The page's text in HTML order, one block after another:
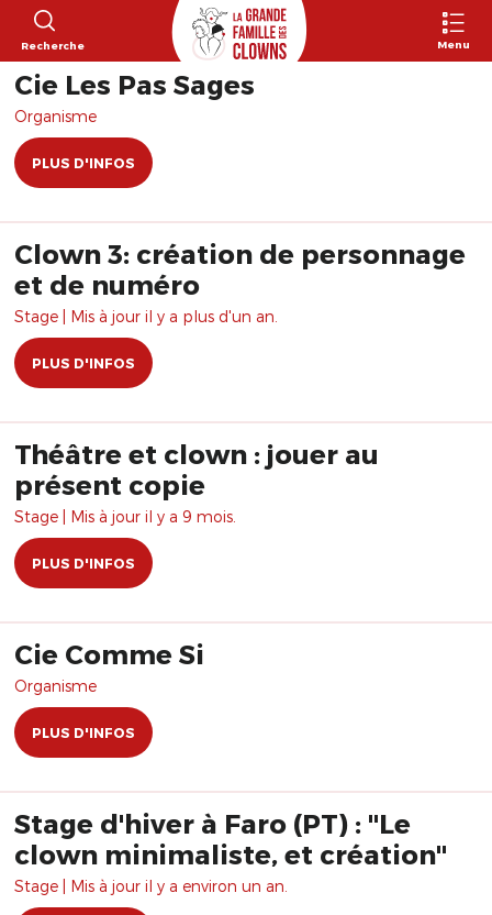
Recherche Menu
Cie Les Pas Sages
Organisme
PLUS D'INFOS
Clown 3: création de personnage
et de numéro
Stage | Mis à jour il y a plus d'un an.
PLUS D'INFOS
Théâtre et clown : jouer au
présent copie
Stage | Mis à jour il y a 9 mois.
PLUS D'INFOS
Cie Comme Si
Organisme
PLUS D'INFOS
Stage d'hiver à Faro (PT) : "Le
clown minimaliste, et création"
Stage | Mis à jour il y a environ un an.